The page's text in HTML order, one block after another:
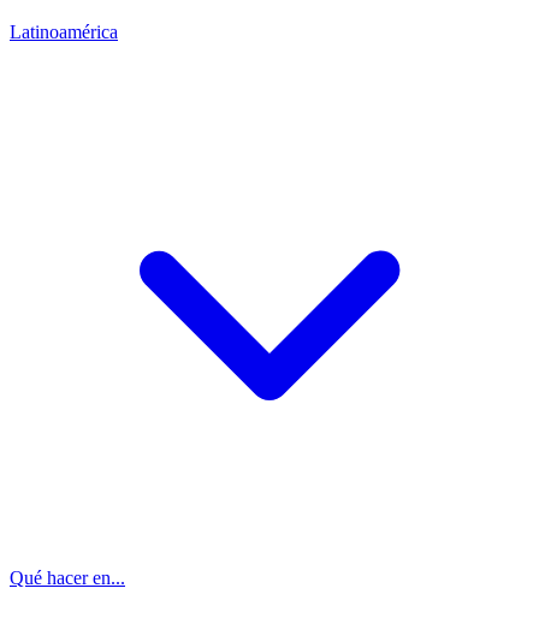
Latinoamérica
Qué hacer en...